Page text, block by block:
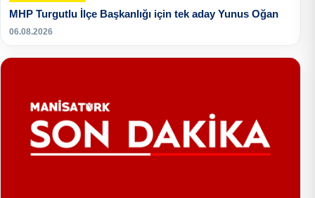
MHP Turgutlu İlçe Başkanlığı için tek aday Yunus Oğan
06.08.2026